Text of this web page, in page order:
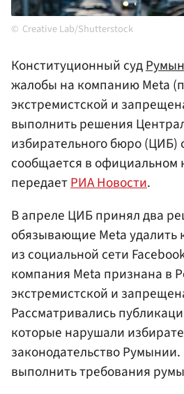
Creative Lab/Shutterstock
Конституционный суд
жалобы на компанию Meta
экстремистской и
выполнить решения
избирательного бюро (ЦИБ)
сообщается в официальном
передаетРИА Новости.
В апреле ЦИБ принял два
обязывающие Meta удалить
из социальной сети
компания Meta признана в
экстремистской и
Рассматривались
которые нарушали
законодательство Румынии.
выполнить требования